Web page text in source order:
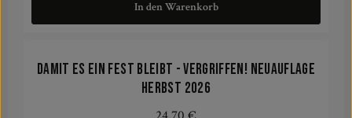
In den Warenkorb
Damit es ein Fest bleibt - Vergriffen! Neuauflage
Herbst 2026